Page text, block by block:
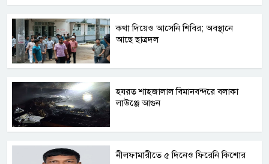
কথা দিয়েও আসেনি শিবির; অবস্থানে
আছে ছাত্রদল
হযরত শাহজালাল বিমানবন্দরে বলাকা
লাউঞ্জে আগুন
নীলফামারীতে ৫ দিনেও ফিরেনি কিশোর